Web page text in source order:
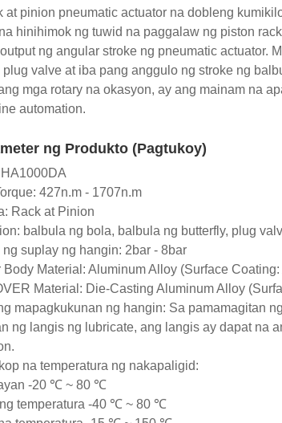
at pinion pneumatic actuator na dobleng
hinihimok ng tuwid na paggalaw ng piston
ng angular stroke ng pneumatic actuator.
plug valve at iba pang anggulo ng stroke ng
mga rotary na okasyon, ay ang mainam na
automation.
ng Produkto (Pagtukoy)
427n.m - 1707n.m
Rack at Pinion
balbula ng bola, balbula ng butterfly, plug
ng suplay ng hangin: 2bar - 8bar
Material: Aluminum Alloy (Surface
Material: Die-Casting Aluminum Alloy
mapagkukunan ng hangin: Sa pamamagitan
ng langis ng lubricate, ang langis ay dapat na
na temperatura ng nakapaligid:
-20 ℃ ~ 80 ℃
temperatura -40 ℃ ~ 80 ℃